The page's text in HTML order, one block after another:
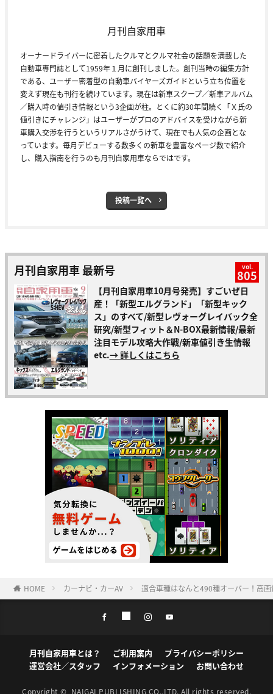
月刊自家用車
オーナードライバーに密着したクルマとクルマ社会の話題を満載した
自動車専門誌として1959年１月に創刊しました。創刊当時の編集方針
である、ユーザー密着型の自動車バイヤーズガイドという立ち位置を
変えず現在も刊行を続けています。現在は新車スクープ／新車アルバム
／購入時の値引き情報という3企画が柱。とくに約30年間続く「Ｘ氏の
値引きにチャレンジ」はユーザーがプロのアドバイスを受けながら新
車購入交渉を行うというリアルさがうけて、現在でも人気の企画とな
っています。毎月デビューする数多くの新車を豊富なページ数で紹介
し、購入指南を行うのも月刊自家用車ならではです。
投稿一覧へ
月刊自家用車 最新号 vol.
805
【月刊自家用車10月号発売】すごいぜ日
産！「新型エルグランド」「新型キック
ス」のすべて/新型レヴォーグレイバック全
研究/新型フィット＆N-BOX最新情報/最新
注目モデル攻略大作戦/新車値引き生情報
etc.→ 詳しくはこちら
HOME カーナビ・カーAV 適合車種はなんと490種オーバー！高
月刊自家用車とは？ ご利用案内
プライバシーポリシー
運営会社／スタッフ
インフォメーション お問い合わせ
Copyright © NAIGAI PUBLISHING CO.,LTD. All rights reserved.